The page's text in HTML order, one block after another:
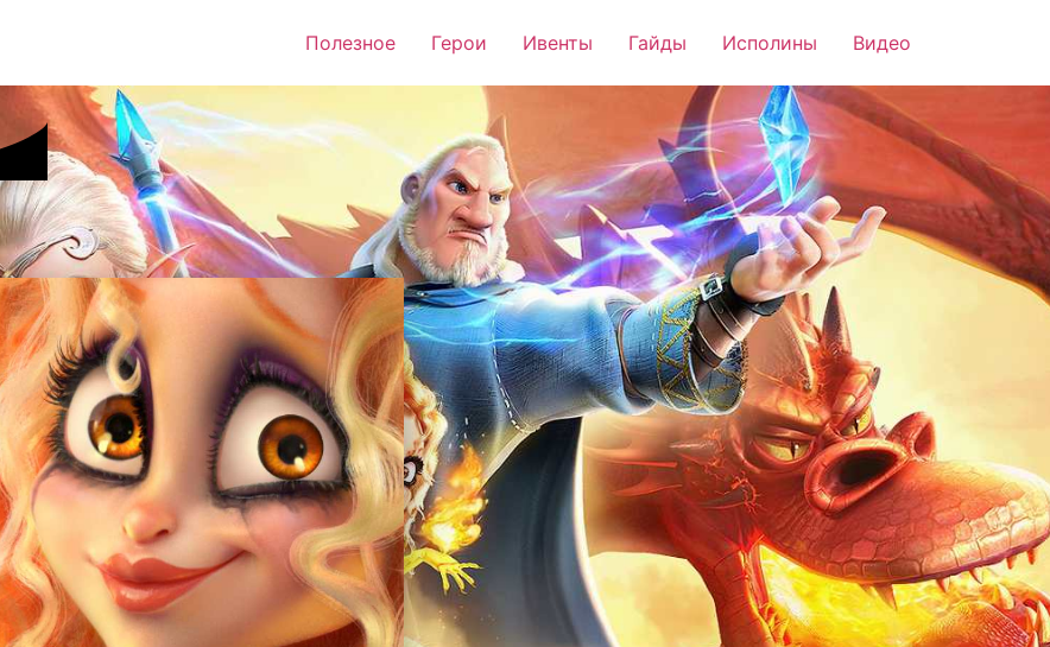
Полезное Герои Ивенты Гайды Исполины Видео